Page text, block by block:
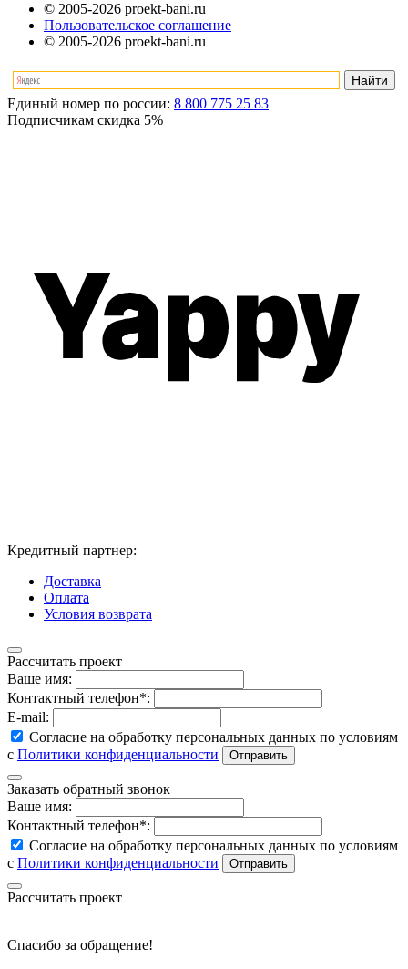
© 2005-2026 proekt-bani.ru
Пользовательское соглашение
© 2005-2026 proekt-bani.ru
Единый номер по россии: 8 800 775 25 83
Подписчикам скидка 5%
Кредитный партнер:
Доставка
Оплата
Условия возврата
Рассчитать проект
Ваше имя:
Контактный телефон*:
E-mail:
Согласие на обработку персональных данных по условиям
с Политики конфиденциальности
Заказать обратный звонок
Ваше имя:
Контактный телефон*:
Согласие на обработку персональных данных по условиям
с Политики конфиденциальности
Рассчитать проект
Спасибо за обращение!